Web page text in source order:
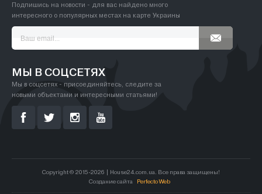
Подпишись на новости - для вас найдено много
интересного о популярных местах на карте Украины
МЫ В СОЦСЕТЯХ
Мы в соцсетях - присоединяйтесь, следите за
новыми объектами и интересными статьями!
Copyright © 2015-2026 | House24.com.ua. Все права защищены!
Создание сайта
Perfecto Web